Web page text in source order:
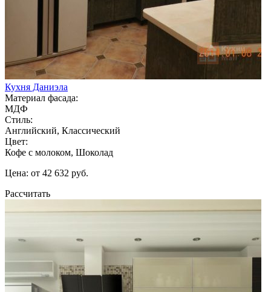
Кухня Даниэла
Материал фасада:
МДФ
Стиль:
Английский, Классический
Цвет:
Кофе с молоком, Шоколад
Цена: от 42 632 руб.
Рассчитать